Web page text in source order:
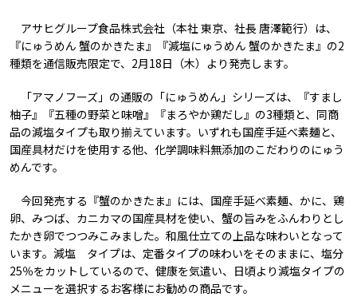
アサヒグループ食品株式会社（本社 東京、社長 唐澤範行）は、
『にゅうめん 蟹のかきたま』『減塩にゅうめん 蟹のかきたま』の2
種類を通信販売限定で、2月18日（木）より発売します。
「アマノフーズ」の通販の「にゅうめん」シリーズは、『すまし
柚子』『五種の野菜と味噌』『まろやか鶏だし』の3種類と、同商
品の減塩タイプも取り揃えています。いずれも国産手延べ素麺と、
国産具材だけを使用する他、化学調味料無添加のこだわりのにゅう
めんです。
今回発売する『蟹のかきたま』には、国産手延べ素麺、かに、鶏
卵、みつば、カニカマの国産具材を使い、蟹の旨みをふんわりとし
たかき卵でつつみこみました。和風仕立ての上品な味わいとなって
います。減塩 タイプは、定番タイプの味わいをそのままに、塩分
25％をカットしているので、健康を気遣い、日頃より減塩タイプの
メニューを選択するお客様にお勧めの商品です。